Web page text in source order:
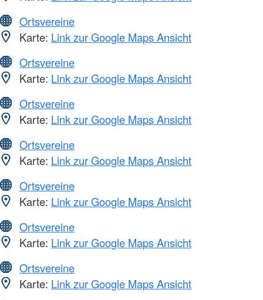
Ortsvereine
Karte: Link zur Google Maps Ansicht
Ortsvereine
Karte: Link zur Google Maps Ansicht
Ortsvereine
Karte: Link zur Google Maps Ansicht
Ortsvereine
Karte: Link zur Google Maps Ansicht
Ortsvereine
Karte: Link zur Google Maps Ansicht
Ortsvereine
Karte: Link zur Google Maps Ansicht
Ortsvereine
Karte: Link zur Google Maps Ansicht